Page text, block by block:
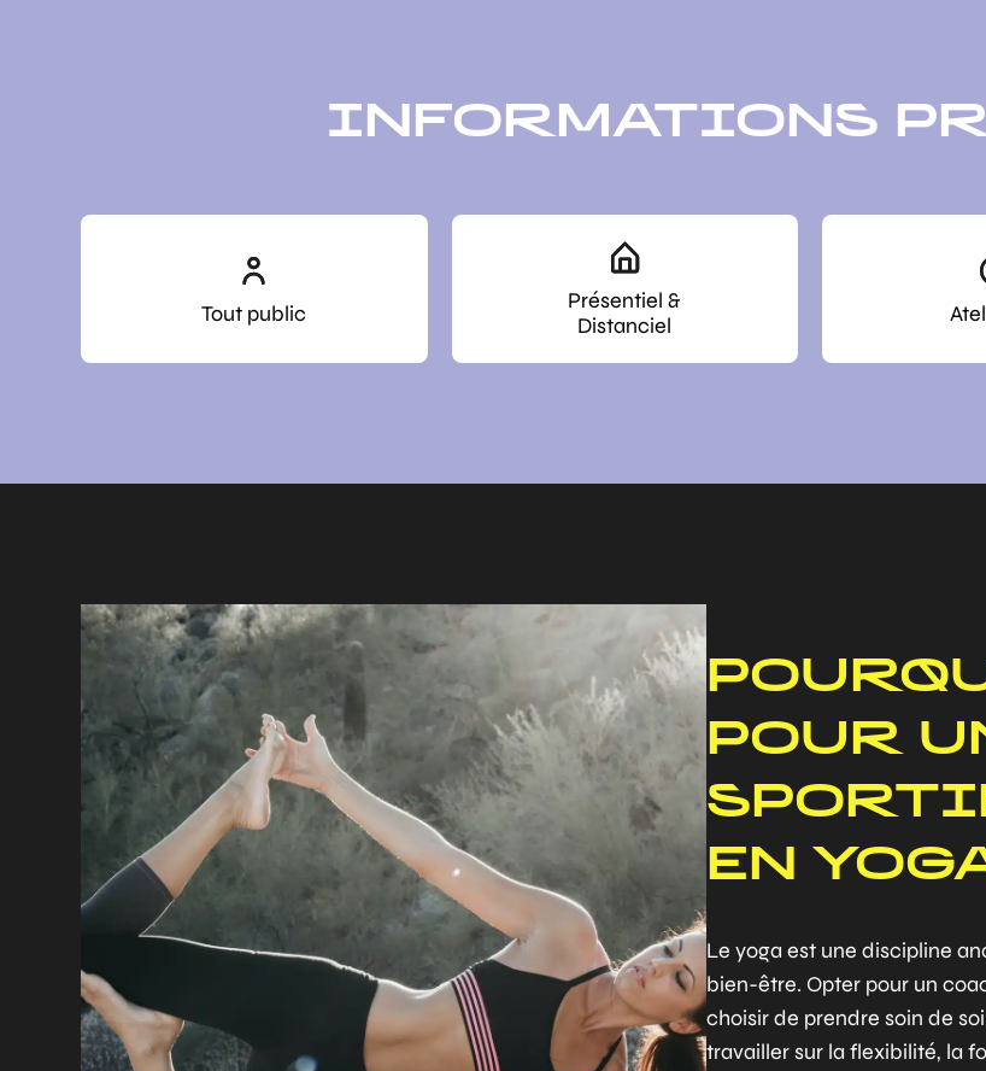
INFORMATIONS
Tout public
Présentiel &
Distanciel
POUR
EN
Le yoga est une discipline
bien-être. Opter pour un
choisir de prendre soin de
travailler sur la flexibilité, la